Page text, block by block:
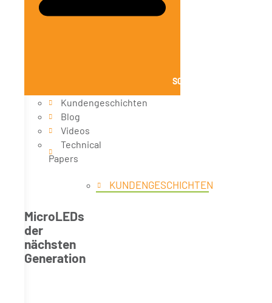
SCHLIESSE WISSEN
Kundengeschichten
Blog
Videos
Technical
Papers
KUNDENGESCHICHTEN
MicroLEDs
der
nächsten
Generation